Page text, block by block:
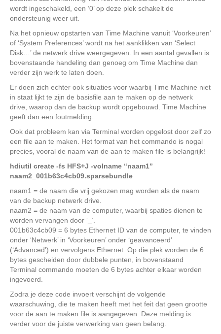
wordt ingeschakeld, een ‘0’ op deze plek schakelt de
ondersteunig weer uit.
Na het opnieuw opstarten van Time Machine vanuit ‘Voorkeuren’
of ‘System Preferences’ wordt na het aanklikken van ‘Select
Disk…’ de netwerk drive weergegeven. In een aantal gevallen is
bovenstaande handeling dan genoeg om Time Machine dan
verder zijn werk te laten doen.
Er doen zich echter ook situaties voor waarbij Time Machine niet
in staat lijkt te zijn de basisfile aan te maken op de netwerk
drive, waarop dan de backup wordt opgebouwd. Time Machine
geeft dan een foutmelding.
Ook dat probleem kan via Terminal worden opgelost door zelf zo
een file aan te maken. Het format van het commando is nogal
precies, vooral de naam van de aan te maken file is belangrijk!
hdiutil create -fs HFS+J -volname “naam1”
naam2_001b63c4cb09.sparsebundle
naam1 = de naam die vrij gekozen mag worden als de naam
van de backup netwerk drive.
naam2 = de naam van de computer, waarbij spaties dienen te
worden vervangen door ‘_’.
001b63c4cb09 = 6 bytes Ethernet ID van de computer, te vinden
onder ‘Netwerk’ in ‘Voorkeuren’ onder ‘geavanceerd’
(‘Advanced’) en vervolgens Ethernet. Op die plek worden de 6
bytes gescheiden door dubbele punten, in bovenstaand
Terminal commando moeten de 6 bytes achter elkaar worden
ingevoerd.
Zodra je deze code invoert verschijnt de volgende
waarschuwing, die te maken heeft met het feit dat geen grootte
voor de aan te maken file is aangegeven. Deze melding is
verder voor de juiste verwerking van geen belang.